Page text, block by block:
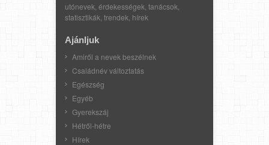
utónevek, érdekességek, tanácsok,
statisztikák, trendek, hírek
Ajánljuk
Amiről a nevek beszélnek
Családnév változtatás
Egészség
Egyéb
Gyerekszáj
Hétről-hétre
Hírek